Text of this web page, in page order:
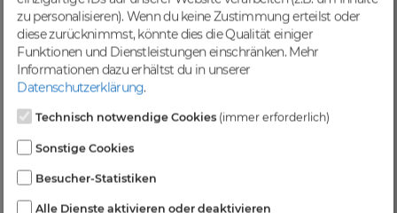
du deine Online-Präsenz optimieren
und deine Zielgruppe gezielt
ansprechen. Nutze die Möglichkeit,
gezielten Traffic anzuziehen und deine
Sichtbarkeit in Suchmaschinen zu
steigern.
Profitiere von einer
vielfältigen Auswahl an
Bei DomainCatcher findest du eine
zu personalisieren). Wenn du keine Zustimmung erteilst oder
diese zurücknimmst, könnte dies die Qualität einiger
Funktionen und Dienstleistungen einschränken. Mehr
Informationen dazu erhältst du in unserer
Datenschutzerklärung.
Technisch notwendige Cookies (immer erforderlich)
Sonstige Cookies
Besucher-Statistiken
Alle Dienste aktivieren oder deaktivieren